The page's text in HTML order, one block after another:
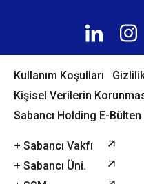
Kullanım Koşulları
Kişisel Verilerin
Sabancı Holding E-
+ Sabancı Vakfı
+ Sabancı Üni.